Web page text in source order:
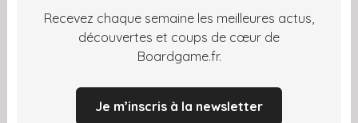
Recevez chaque semaine les meilleures actus,
découvertes et coups de cœur de
Boardgame.fr.
Je m’inscris à la newsletter